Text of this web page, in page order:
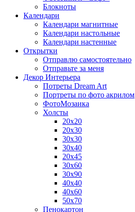
Блокноты
Календари
Календари магнитные
Календари настольные
Календари настенные
Открытки
Отправлю самостоятельно
Отправьте за меня
Декор Интерьера
Потреты Dream Art
Портреты по фото акрилом
ФотоМозаика
Холсты
20х20
20х30
30х30
30х40
20х45
30х60
30х90
40х40
40х60
50х70
Пенокартон